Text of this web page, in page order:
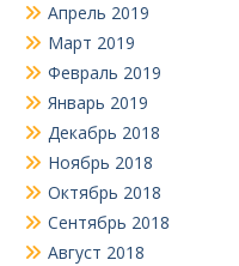
Апрель 2019
Март 2019
Февраль 2019
Январь 2019
Декабрь 2018
Ноябрь 2018
Октябрь 2018
Сентябрь 2018
Август 2018